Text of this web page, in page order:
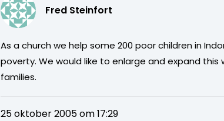
Fred Steinfort
As a church we help some 200 poor children in
poverty. We would like to enlarge and expand
families.
25 oktober 2005 om 17:29